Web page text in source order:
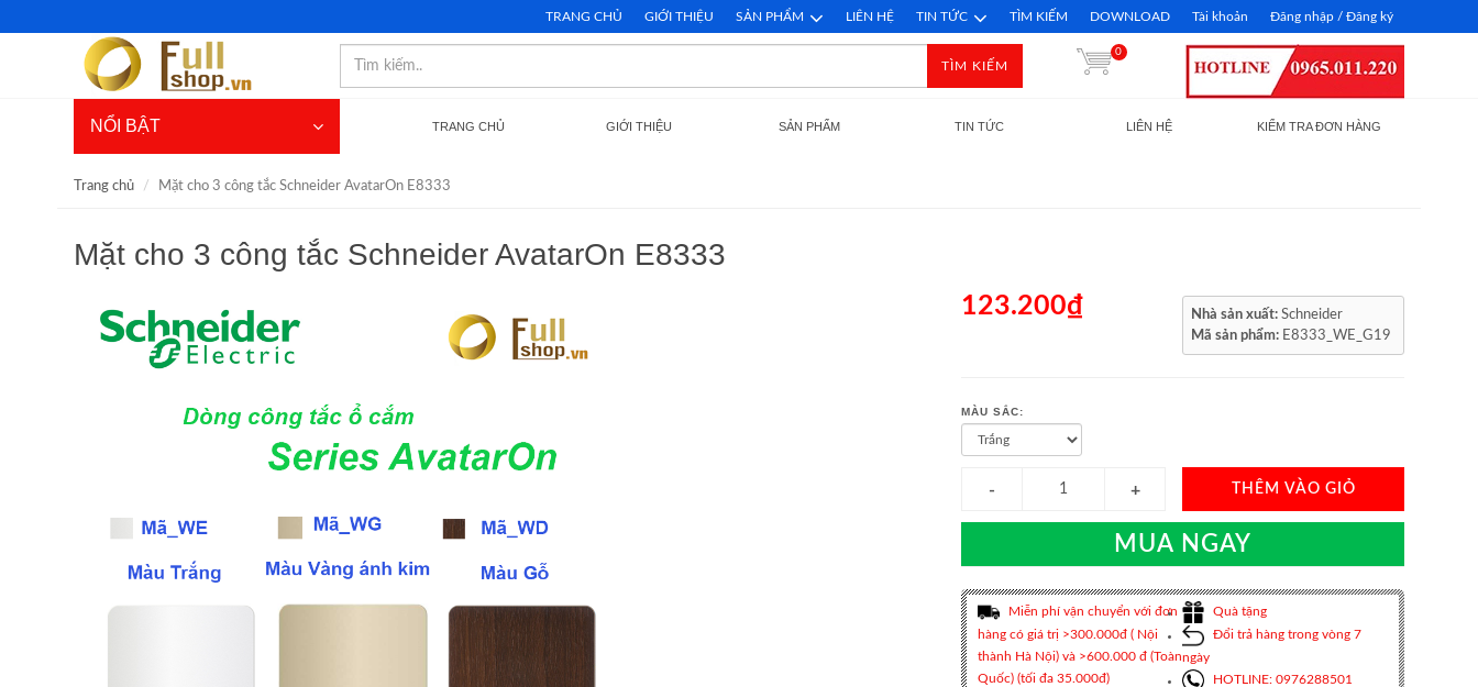
TRANG CHỦ GIỚI THIỆU SẢN PHẨM LIÊN HỆ TIN TỨC TÌM KIẾM DOWNLOAD Tài khoản Đăng nhập / Đăng ký
TÌM KIẾM
0
NỔI BẬT TRANG CHỦ GIỚI THIỆU SẢN PHẨM TIN TỨC LIÊN HỆ KIỂM TRA ĐƠN HÀNG
Trang chủ Mặt cho 3 công tắc Schneider AvatarOn E8333
Mặt cho 3 công tắc Schneider AvatarOn E8333
123.200₫ Nhà sản xuất:Schneider
Mã sản phẩm: E8333_WE_G19
MÀU SẮC:
THÊM VÀO GIỎ
MUA NGAY
Miễn phí vận chuyển với đơn
hàng có giá trị >300.000đ ( Nội
thành Hà Nội) và >600.000 đ (Toàn
Quốc) (tối đa 35.000đ)
Quà tặng
Đổi trả hàng trong vòng 7
ngày
HOTLINE: 0976288501